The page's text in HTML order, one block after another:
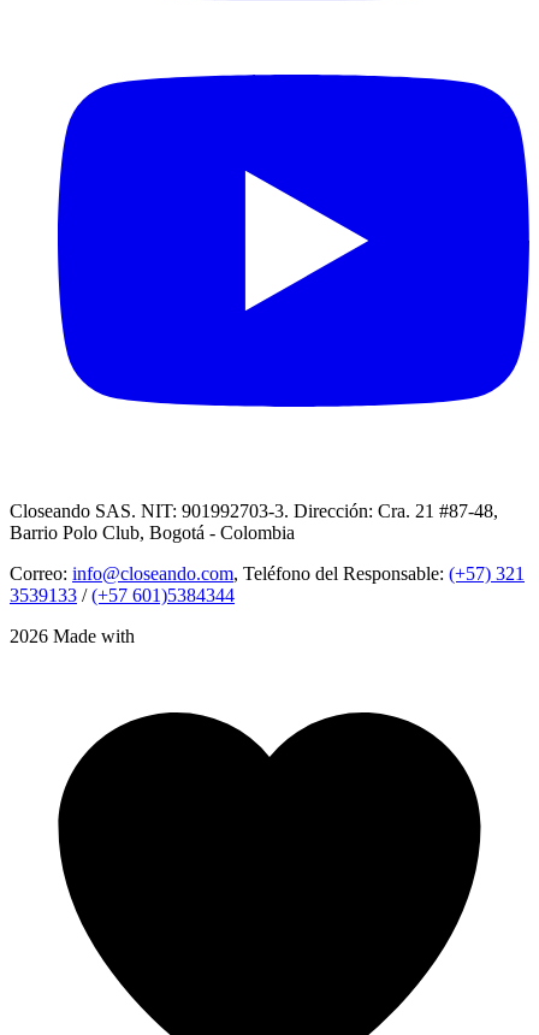
Closeando SAS. NIT: 901992703-3. Dirección: Cra. 21 #87-48,
Barrio Polo Club, Bogotá - Colombia
Correo: info@closeando.com, Teléfono del Responsable: (+57) 321
3539133 /(+57 601)5384344
2026 Made with